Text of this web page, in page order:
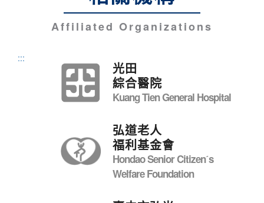
Affiliated Organizations
:::
光田
綜合醫院
Kuang Tien General Hospital
弘道老人
福利基金會
Hondao Senior Citizenˊs
Welfare Foundation